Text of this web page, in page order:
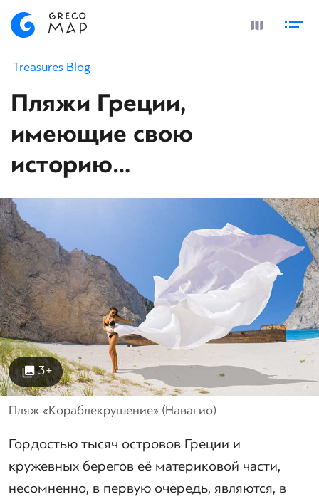
Treasures Blog
Пляжи Греции,
имеющие свою
историю…
3+
Пляж «Кораблекрушение» (Навагио)
Гордостью тысяч островов Греции и
кружевных берегов её материковой части,
несомненно, в первую очередь, являются, в